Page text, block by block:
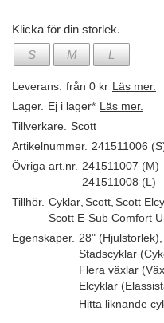
Klicka för din storlek.
S
M L
Leverans. från 0 kr Läs mer.
Lager. Ej i lager* Läs mer.
Tillverkare. Scott
Artikelnummer. 241511006
Övriga art.nr. 241511007 (M)
241511008 (L)
Tillhör. Cyklar Scott Scott
Scott E-Sub Comfort
Egenskaper. 28" (Hjulstorlek)
Stadscyklar
Flera växlar
Elcyklar
Hitta liknande